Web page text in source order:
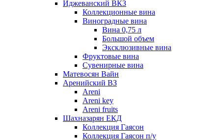
Иджеванский ВКЗ
Коллекционные вина
Виноградные вина
Вина 0,75 л
Большой объем
Эксклюзивные вина
Фруктовые вина
Cувенирные вина
Матевосян Вайн
Аренийский ВЗ
Areni
Areni key
Areni fruits
Шахназарян ЕКД
Коллекция Гаясон
Коллекция Гаясон п/у